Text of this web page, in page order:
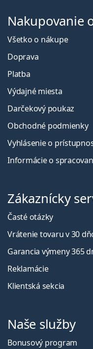
Nakupovanie
Všetko o nákupe
Doprava
Platba
Výdajné miesta
Darčekový poukaz
Obchodné podmienky
Vyhlásenie o
Informácie o
Zákaznícky
Časté otázky
Vrátenie tovaru v 30
Garancia výmeny 365
Reklamácie
Klientská sekcia
Naše služby
Bonusový program